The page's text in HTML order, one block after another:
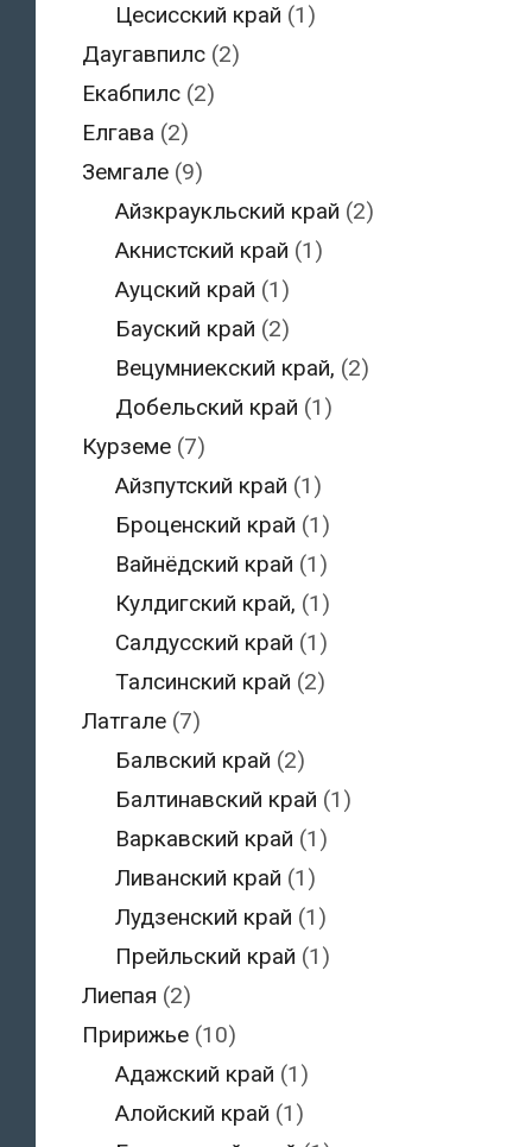
Цесисский край (1)
Даугавпилс(2)
Екабпилс(2)
Елгава (2)
Земгале(9)
Айзкраукльский край (2)
Акнистский край (1)
Ауцский край (1)
Бауский край (2)
Вецумниекский край, (2)
Добельский край (1)
Курземе(7)
Айзпутский край (1)
Броценский край (1)
Вайнёдский край (1)
Кулдигский край, (1)
Салдусский край (1)
Талсинский край (2)
Латгале(7)
Балвский край (2)
Балтинавский край (1)
Варкавский край (1)
Ливанский край (1)
Лудзенский край (1)
Прейльский край (1)
Лиепая (2)
Пририжье(10)
Адажский край (1)
Алойский край (1)